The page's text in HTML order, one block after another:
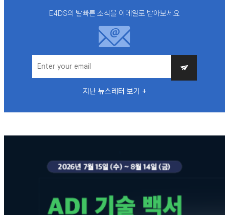
E4DS의 발빠른 소식을 이메일로 받아보세요
지난 뉴스레터 보기 +